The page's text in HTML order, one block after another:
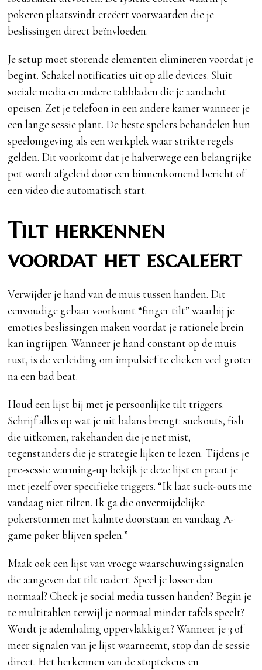
pokeren plaatsvindt creëert voorwaarden die je
beslissingen direct beïnvloeden.
Je setup moet storende elementen elimineren voordat je
begint. Schakel notificaties uit op alle devices. Sluit
sociale media en andere tabbladen die je aandacht
opeisen. Zet je telefoon in een andere kamer wanneer je
een lange sessie plant. De beste spelers behandelen hun
speelomgeving als een werkplek waar strikte regels
gelden. Dit voorkomt dat je halverwege een belangrijke
pot wordt afgeleid door een binnenkomend bericht of
een video die automatisch start.
Tilt herkennen
voordat het escaleert
Verwijder je hand van de muis tussen handen. Dit
eenvoudige gebaar voorkomt “finger tilt” waarbij je
emoties beslissingen maken voordat je rationele brein
kan ingrijpen. Wanneer je hand constant op de muis
rust, is de verleiding om impulsief te clicken veel groter
na een bad beat.
Houd een lijst bij met je persoonlijke tilt triggers.
Schrijf alles op wat je uit balans brengt: suckouts, fish
die uitkomen, rakehanden die je net mist,
tegenstanders die je strategie lijken te lezen. Tijdens je
pre-sessie warming-up bekijk je deze lijst en praat je
met jezelf over specifieke triggers. “Ik laat suck-outs me
vandaag niet tilten. Ik ga die onvermijdelijke
pokerstormen met kalmte doorstaan en vandaag A-
game poker blijven spelen.”
Maak ook een lijst van vroege waarschuwingssignalen
die aangeven dat tilt nadert. Speel je losser dan
normaal? Check je social media tussen handen? Begin je
te multitablen terwijl je normaal minder tafels speelt?
Wordt je ademhaling oppervlakkiger? Wanneer je 3 of
meer signalen van je lijst waarneemt, stop dan de sessie
direct. Het herkennen van de stoptekens en